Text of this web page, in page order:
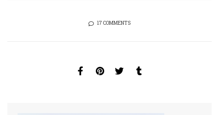
17 COMMENTS